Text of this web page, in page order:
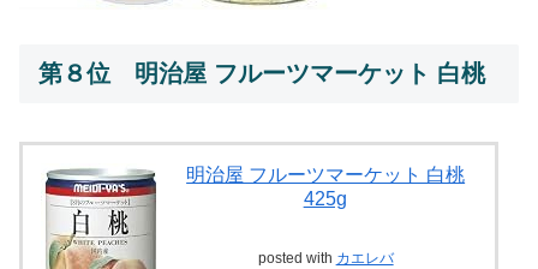
第８位 明治屋 フルーツマーケット 白桃
明治屋 フルーツマーケット 白桃
425g
posted with カエレバ